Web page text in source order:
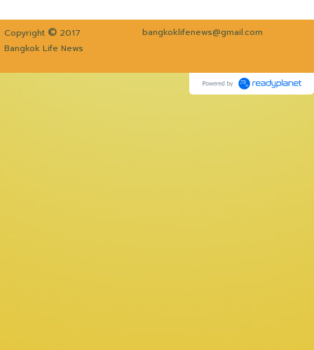
Copyright © 2017
bangkoklifenews@gmail.com
Bangkok Life News